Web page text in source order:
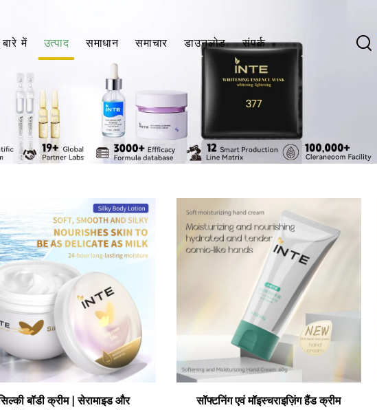
बारे में उत्पाद समाधान समाचार डाउनलोड संपर्क
बॉडी क्रीम | सेरामाइड और
सॉफ्टनिंग एवं मॉइस्चराइज़िंग हैंड क्रीम